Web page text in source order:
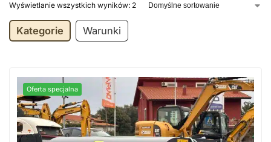
Wyświetlanie wszystkich wyników: 2
Kategorie Warunki
Oferta specjalna